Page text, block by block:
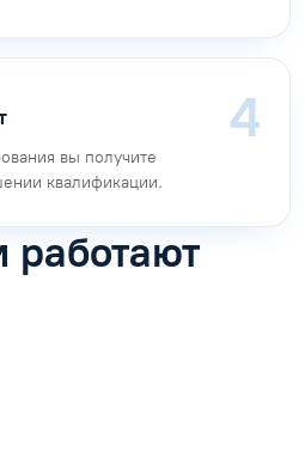
вы получите
квалификации.
работают